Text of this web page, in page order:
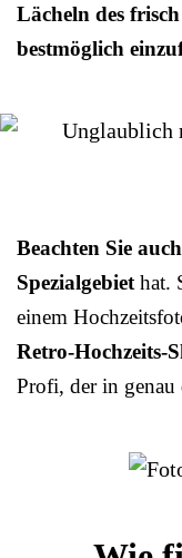
Lächeln des
bestmöglich
Beachten Sie auch
Spezialgebiet hat.
einem
Retro-Hochzeits-
Profi, der in genau